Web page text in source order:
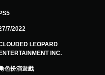
PS5
7/2022
LEOPARD
ENTERTAINMENT INC.
色扮演遊戲